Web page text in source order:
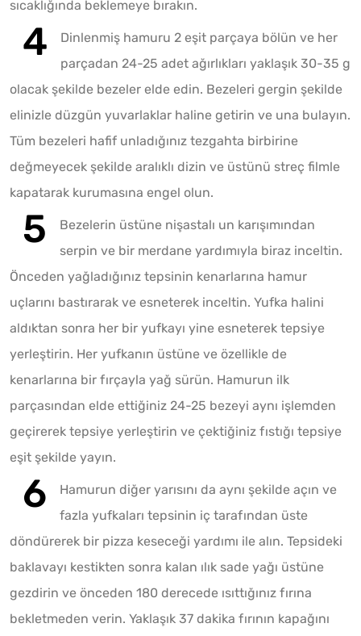
sıcaklığında beklemeye bırakın.
Dinlenmiş hamuru 2 eşit parçaya bölün ve her
parçadan 24-25 adet ağırlıkları yaklaşık 30-35 g
olacak şekilde bezeler elde edin. Bezeleri gergin şekilde
elinizle düzgün yuvarlaklar haline getirin ve una bulayın.
Tüm bezeleri hafif unladığınız tezgahta birbirine
değmeyecek şekilde aralıklı dizin ve üstünü streç filmle
kapatarak kurumasına engel olun.
Bezelerin üstüne nişastalı un karışımından
serpin ve bir merdane yardımıyla biraz inceltin.
Önceden yağladığınız tepsinin kenarlarına hamur
uçlarını bastırarak ve esneterek inceltin. Yufka halini
aldıktan sonra her bir yufkayı yine esneterek tepsiye
yerleştirin. Her yufkanın üstüne ve özellikle de
kenarlarına bir fırçayla yağ sürün. Hamurun ilk
parçasından elde ettiğiniz 24-25 bezeyi aynı işlemden
geçirerek tepsiye yerleştirin ve çektiğiniz fıstığı tepsiye
eşit şekilde yayın.
Hamurun diğer yarısını da aynı şekilde açın ve
fazla yufkaları tepsinin iç tarafından üste
döndürerek bir pizza keseceği yardımı ile alın. Tepsideki
baklavayı kestikten sonra kalan ılık sade yağı üstüne
gezdirin ve önceden 180 derecede ısıttığınız fırına
bekletmeden verin. Yaklaşık 37 dakika fırının kapağını